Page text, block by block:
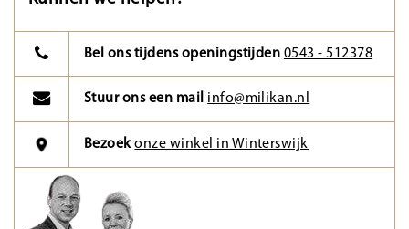
Bel ons tijdens openingstijden 0543 - 512378
Stuur ons een mail info@milikan.nl
Bezoekonze winkel in Winterswijk